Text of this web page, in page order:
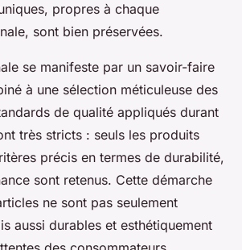
propres à chaque
sont bien préservées.
se manifeste par un savoir-faire
à une sélection méticuleuse des
de qualité appliqués durant
très stricts : seuls les produits
précis en termes de durabilité,
sont retenus. Cette démarche
ne sont pas seulement
aussi durables et esthétiquement